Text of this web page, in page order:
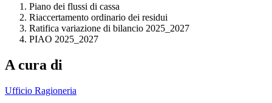
Piano dei flussi di cassa
Riaccertamento ordinario dei residui
Ratifica variazione di bilancio 2025_2027
PIAO 2025_2027
A cura di
Ufficio Ragioneria